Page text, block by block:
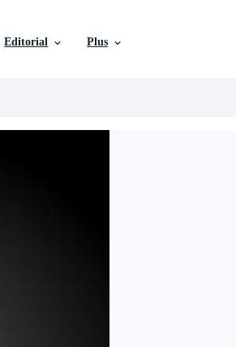
Editorial Plus